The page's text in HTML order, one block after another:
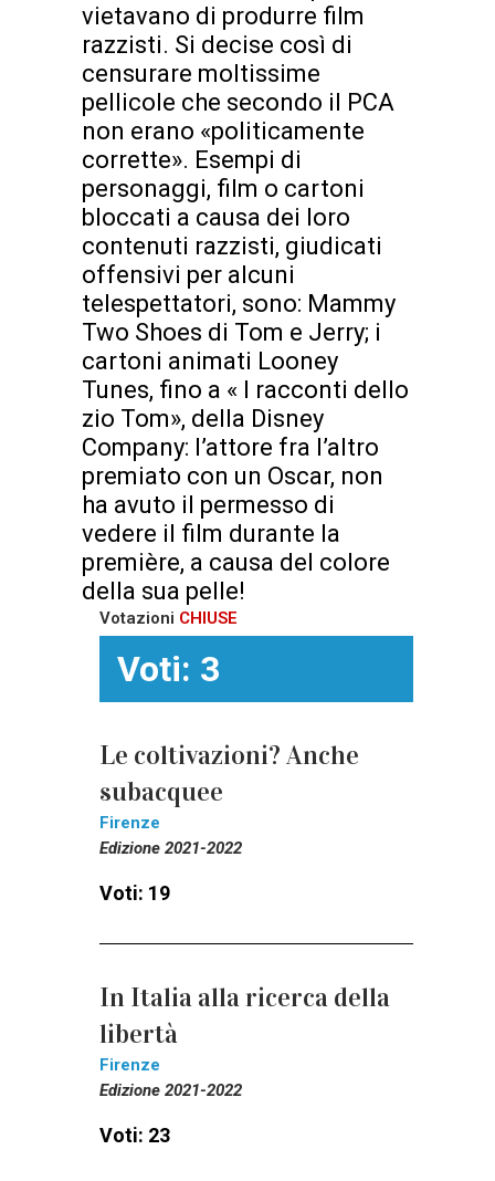
vietavano di produrre film
razzisti. Si decise così di
censurare moltissime
pellicole che secondo il PCA
non erano «politicamente
corrette». Esempi di
personaggi, film o cartoni
bloccati a causa dei loro
contenuti razzisti, giudicati
offensivi per alcuni
telespettatori, sono: Mammy
Two Shoes di Tom e Jerry; i
cartoni animati Looney
Tunes, fino a « I racconti dello
zio Tom», della Disney
Company: l’attore fra l’altro
premiato con un Oscar, non
ha avuto il permesso di
vedere il film durante la
première, a causa del colore
della sua pelle!
Votazioni CHIUSE
Voti: 3
Le coltivazioni? Anche
subacquee
Firenze
Edizione 2021-2022
Voti: 19
In Italia alla ricerca della
libertà
Firenze
Edizione 2021-2022
Voti: 23